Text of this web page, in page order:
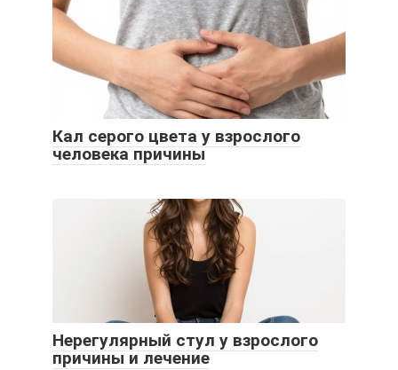
Кал серого цвета у взрослого
человека причины
Нерегулярный стул у взрослого
причины и лечение